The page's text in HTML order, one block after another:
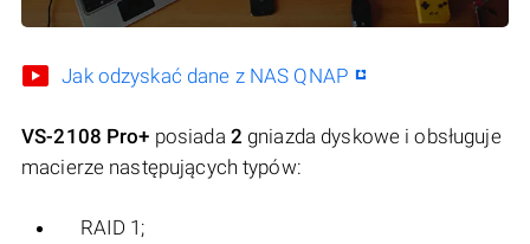
Jak odzyskać dane z NAS QNAP
VS-2108 Pro+ posiada 2 gniazda dyskowe i obsługuje
macierze następujących typów:
RAID 1;